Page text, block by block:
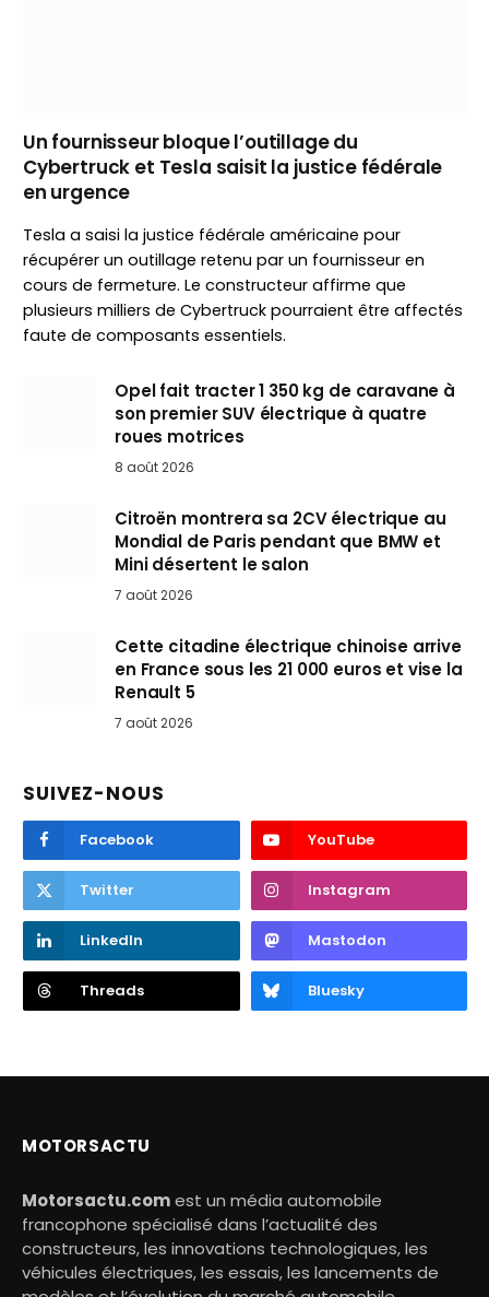
Un fournisseur bloque l’outillage du
Cybertruck et Tesla saisit la justice fédérale
en urgence
Tesla a saisi la justice fédérale américaine pour
récupérer un outillage retenu par un fournisseur en
cours de fermeture. Le constructeur affirme que
plusieurs milliers de Cybertruck pourraient être affectés
faute de composants essentiels.
Opel fait tracter 1 350 kg de caravane à
son premier SUV électrique à quatre
roues motrices
8 août 2026
Citroën montrera sa 2CV électrique au
Mondial de Paris pendant que BMW et
Mini désertent le salon
7 août 2026
Cette citadine électrique chinoise arrive
en France sous les 21 000 euros et vise la
Renault 5
7 août 2026
SUIVEZ-NOUS
Facebook YouTube
Twitter Instagram
LinkedIn Mastodon
Threads Bluesky
MOTORSACTU
Motorsactu.comest un média automobile
francophone spécialisé dans l’actualité des
constructeurs, les innovations technologiques, les
véhicules électriques, les essais, les lancements de